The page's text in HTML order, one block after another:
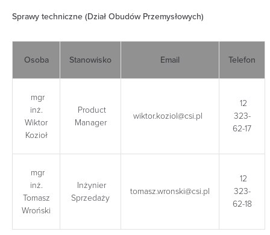
Sprawy techniczne (Dział Obudów Przemysłowych)
Osoba Stanowisko Email Telefon
mgr
inż.
Wiktor
Kozioł
Product
Manager
wiktor.koziol@csi.pl
12
323-
62-17
mgr
inż.
Tomasz
Wroński
Inżynier
Sprzedaży
tomasz.wronski@csi.pl
12
323-
62-18